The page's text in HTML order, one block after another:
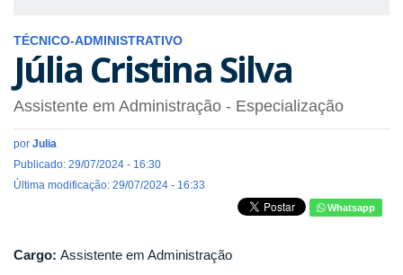
TÉCNICO-ADMINISTRATIVO
Júlia Cristina Silva
Assistente em Administração - Especialização
por Julia
Publicado: 29/07/2024 - 16:30
Última modificação: 29/07/2024 - 16:33
Whatsapp
Cargo: Assistente em Administração